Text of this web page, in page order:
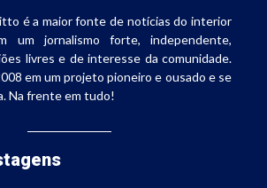
é a maior fonte de notícias do interior
um jornalismo forte, independente,
livres e de interesse da comunidade.
em um projeto pioneiro e ousado e se
Na frente em tudo!